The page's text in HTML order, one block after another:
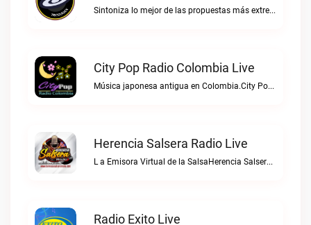
Sintoniza lo mejor de las propuestas más extremas y virtuosas del metal colombianoNegro Tricolrock live
City Pop Radio Colombia Live
Música japonesa antigua en Colombia.City Pop Radio Colombia live
Herencia Salsera Radio Live
L a Emisora Virtual de la SalsaHerencia Salsera Radio live
Radio Exito Live